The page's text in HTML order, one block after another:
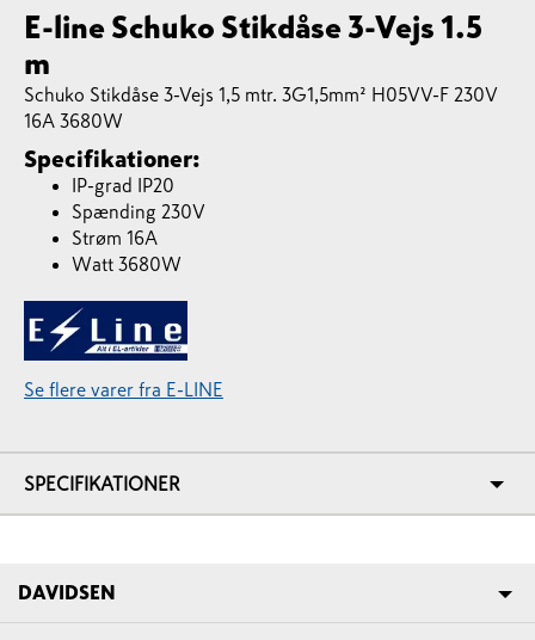
E-line Schuko Stikdåse 3-Vejs 1.5
m
Schuko Stikdåse 3-Vejs 1,5 mtr. 3G1,5mm² H05VV-F 230V
16A 3680W
Specifikationer:
IP-grad IP20
Spænding 230V
Strøm 16A
Watt 3680W
Se flere varer fra E-LINE
SPECIFIKATIONER
DAVIDSEN